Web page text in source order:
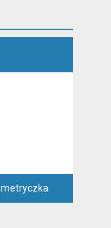
metryczka